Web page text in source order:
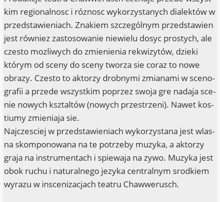
kim regio­nal­nosc i róz­nosc wykor­zystanych dia­lek­tów w
przedsta­wi­e­niach. Zna­kiem szc­ze­gól­nym przedsta­wi­en
jest rów­niez zasto­so­wa­nie nie­wie­lu dosyc pro­s­tych, ale
czes­to moz­li­wych do zmi­e­ni­enia rekwi­zy­tów, dzie­ki
którym od sce­ny do sce­ny twor­za sie coraz to nowe
obra­zy. Czes­to to aktor­zy drob­ny­mi zmi­a­na­mi w sceno­
gra­fii a prze­de wszyst­kim poprzez swo­ja gre nada­ja sce­
nie nowych ksz­tal­tów (nowych przestrze­ni). Nawet kos­
ti­umy zmi­e­nia­ja sie.
Najc­ze­sciej w przedsta­wi­e­niach wykor­zyst­a­na jest wlas­
na skom­po­no­wa­na na te potrze­by muzy­ka, a aktor­zy
gra­ja na instru­mentach i spie­wa­ja na zywo. Muzy­ka jest
obok ruchu i natu­ral­n­ego jezy­ka cen­tral­nym srod­kiem
wyra­zu w ins­ceni­zac­jach teatru Chawwerusch.